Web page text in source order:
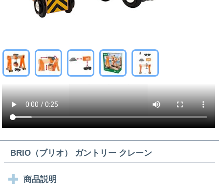
BRIO（ブリオ） ガントリー クレーン
商品説明